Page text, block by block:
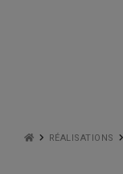
RÉALISATIONS